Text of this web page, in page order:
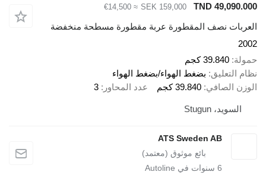
TND 49,090.000
SEK 159,000
≈ €14,500
العربات نصف المقطورة عربة مقطورة مسطحة منخفضة
2002
حمولة 39.840 كجم
نظام التعليق بضغط الهواء/بضغط الهواء
الوزن الصافي 39.840 كجم عدد المحاور 3
السويد، Stugun
ATS Sweden AB
6 سنوات في Autoline